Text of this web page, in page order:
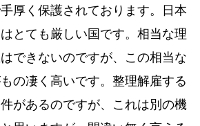
厚く保護されております。日本
とても厳しい国です。相当な理
できないのですが、この相当な
の凄く高いです。整理解雇する
があるのですが、これは別の機